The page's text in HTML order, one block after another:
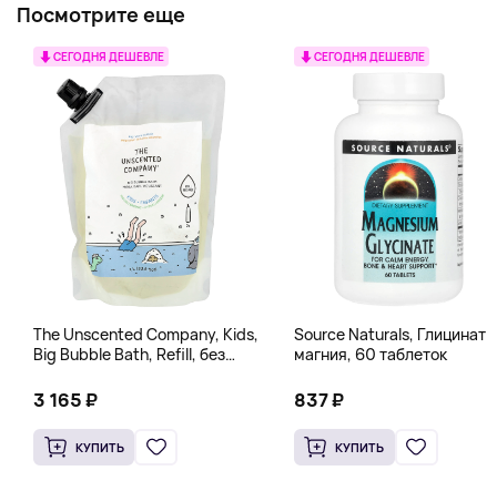
Посмотрите еще
СЕГОДНЯ ДЕШЕВЛЕ
The Unscented Company, Kids,
Big Bubble Bath, Refill, без
Унции)
3 165 ₽
КУПИТЬ
СЕГОДНЯ ДЕШЕВЛЕ
Source Naturals, Глицинат
магния, 60 таблеток
837 ₽
КУПИТЬ